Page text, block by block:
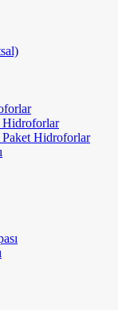
Hidroforlar
Hidroforlar